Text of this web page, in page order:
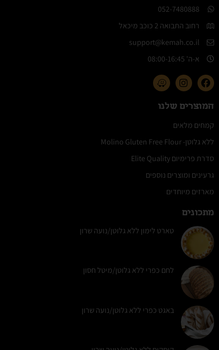
052-7480888
רחוב התבואה 2 כוכב מיכאל
support@kemah.co.il
א-ה' 08:00-16:45​
המוצרים שלנו
קמחים מלאים
ללא גלוטן- Molino Gluten Free Flour
סדרת פרימיום Elite Quality
גרעינים ומוצרים נוספים
מארזים מיוחדים
מתכונים
טארט לימון ללא גלוטן/נועה שרון
לחם כפרי ללא גלוטן/מיטל חסון
באגט כפרי ללא גלוטן/נועה שרון